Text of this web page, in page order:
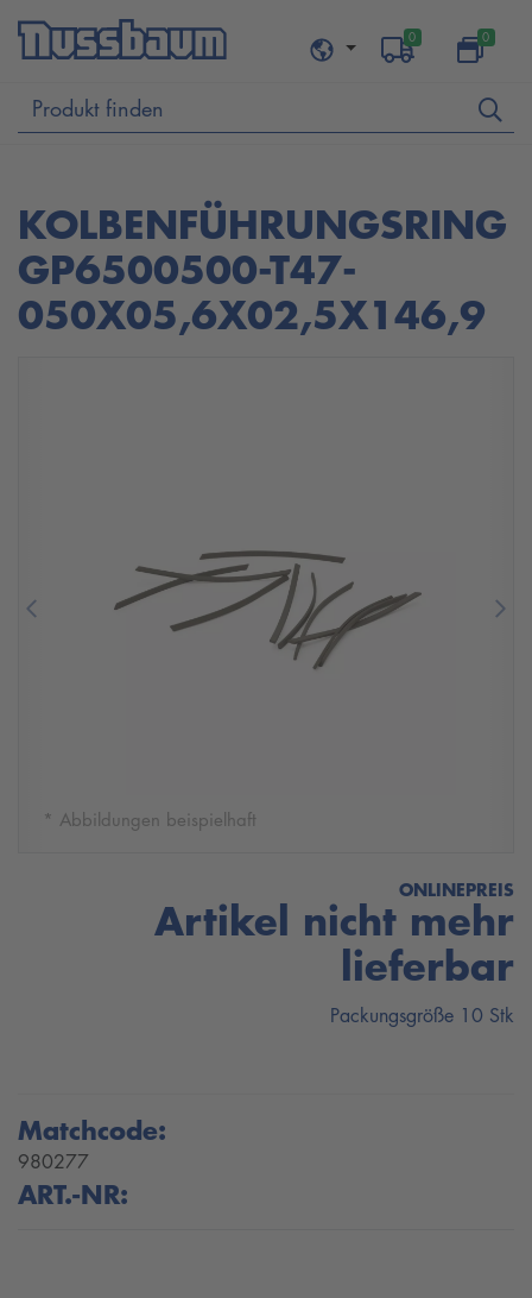
0 0
KOLBENFÜHRUNGSRING
GP6500500-T47-
050X05,6X02,5X146,9
Previous
* Abbildungen beispielhaft
ONLINEPREIS
Artikel nicht mehr
lieferbar
Packungsgröße 10 Stk
Matchcode:
980277
ART.-NR: